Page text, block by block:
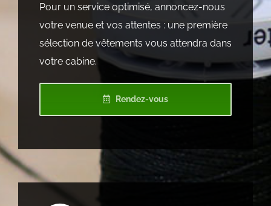
Pour un service optimisé, annoncez-nous
votre venue et vos attentes : une première
sélection de vêtements vous attendra dans
votre cabine.
Rendez-vous